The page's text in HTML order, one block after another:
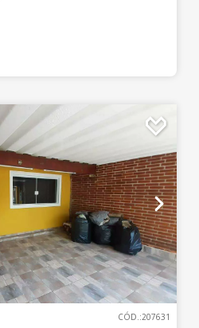
CÓD.:207631